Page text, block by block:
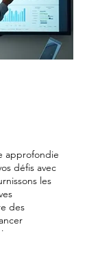
approfondie
défis avec
les
des
vos